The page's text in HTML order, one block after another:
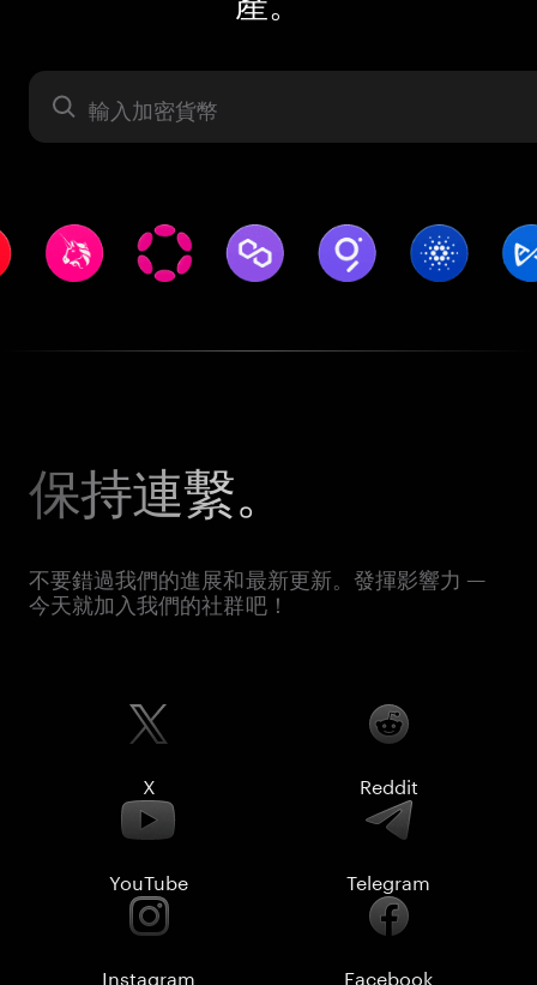
資產
保持連繫。
不要錯過我們的進展和最新更新。發揮影響力 —
今天就加入我們的社群吧！
X Reddit
YouTube Telegram
Instagram Facebook